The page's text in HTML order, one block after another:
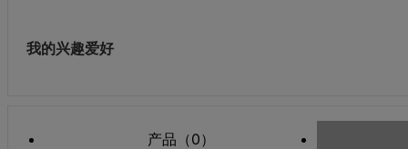
我的兴趣爱好
产品（0）